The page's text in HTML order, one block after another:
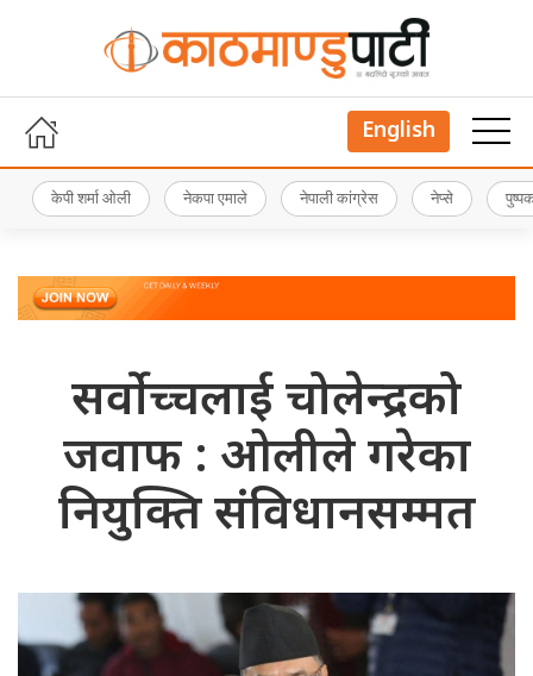
English
केपी शर्मा ओली नेकपा एमाले नेपाली कांग्रेस नेप्से
सर्वोच्चलाई चोलेन्द्रको
जवाफ : ओलीले गरेका
नियुक्ति संविधानसम्मत